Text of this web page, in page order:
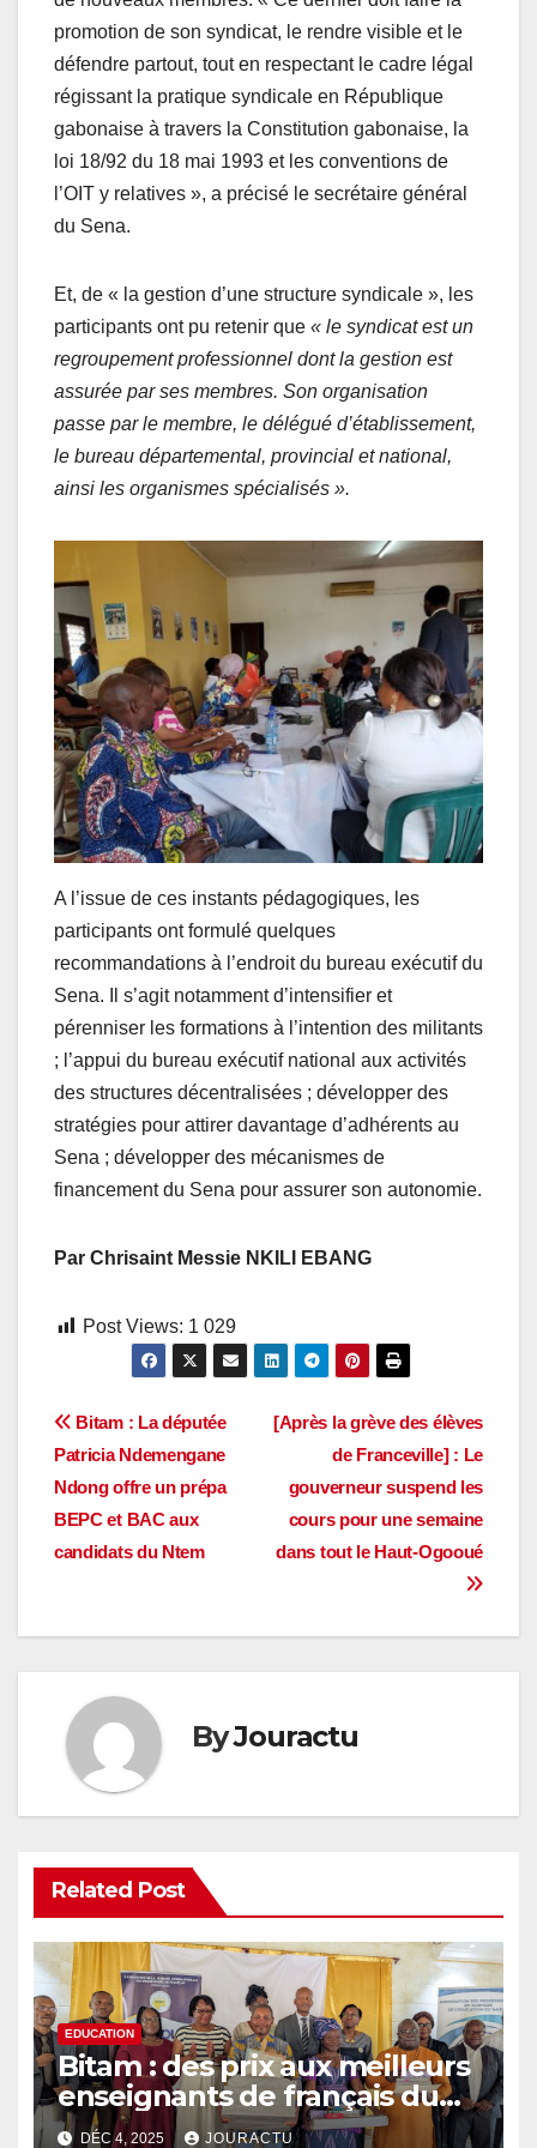
promotion de son syndicat, le rendre visible et le
défendre partout, tout en respectant le cadre légal
régissant la pratique syndicale en République
gabonaise à travers la Constitution gabonaise, la
loi 18/92 du 18 mai 1993 et les conventions de
l’OIT y relatives », a précisé le secrétaire général
du Sena.
Et, de « la gestion d’une structure syndicale », les
participants ont pu retenir que « le syndicat est un
regroupement professionnel dont la gestion est
assurée par ses membres. Son organisation
passe par le membre, le délégué d’établissement,
le bureau départemental, provincial et national,
ainsi les organismes spécialisés ».
A l’issue de ces instants pédagogiques, les
participants ont formulé quelques
recommandations à l’endroit du bureau exécutif du
Sena. Il s’agit notamment d’intensifier et
pérenniser les formations à l’intention des militants
; l’appui du bureau exécutif national aux activités
des structures décentralisées ; développer des
stratégies pour attirer davantage d’adhérents au
Sena ; développer des mécanismes de
financement du Sena pour assurer son autonomie.
Par Chrisaint Messie NKILI EBANG
Post Views: 1 029
Navigation
de
l’article
[Après la grève des élèves
de Franceville] : Le
gouverneur suspend les
cours pour une semaine
dans tout le Haut-Ogooué
Bitam : La députée
Patricia Ndemengane
Ndong offre un prépa
BEPC et BAC aux
candidats du Ntem
ByJouractu
Related Post
EDUCATION
Bitam : des prix aux meilleurs
enseignants de français du
Gabon
DÉC 4, 2025 JOURACTU